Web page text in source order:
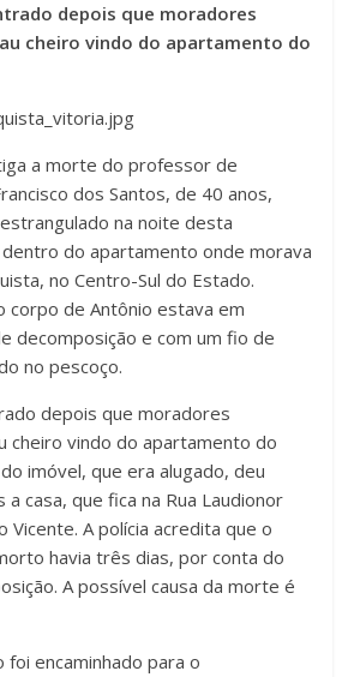
depois que moradores
cheiro vindo do apartamento do
a morte do professor de
dos Santos, de 40 anos,
na noite desta
do apartamento onde morava
no Centro-Sul do Estado.
corpo de Antônio estava em
decomposição e com um fio de
no pescoço.
depois que moradores
cheiro vindo do apartamento do
imóvel, que era alugado, deu
a casa, que fica na Rua Laudionor
Vicente. A polícia acredita que o
havia três dias, por conta do
A possível causa da morte é
encaminhado para o